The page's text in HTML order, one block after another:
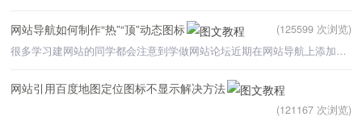
网站导航如何制作“热”“顶”动态图标
(125599 次浏览)
很多学习建网站的同学都会注意到学做网站论坛近期在网站导航上添加了一个小图标“热”，它不停的在导航上跳动
网站引用百度地图定位图标不显示解决方法
(121167 次浏览)